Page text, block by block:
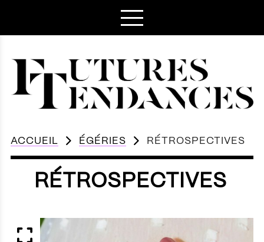
ACCUEIL ÉGÉRIES RÉTROSPECTIVES
RÉTROSPECTIVES
APERÇU